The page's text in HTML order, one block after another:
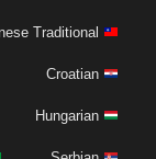
Traditional
Croatian
Hungarian